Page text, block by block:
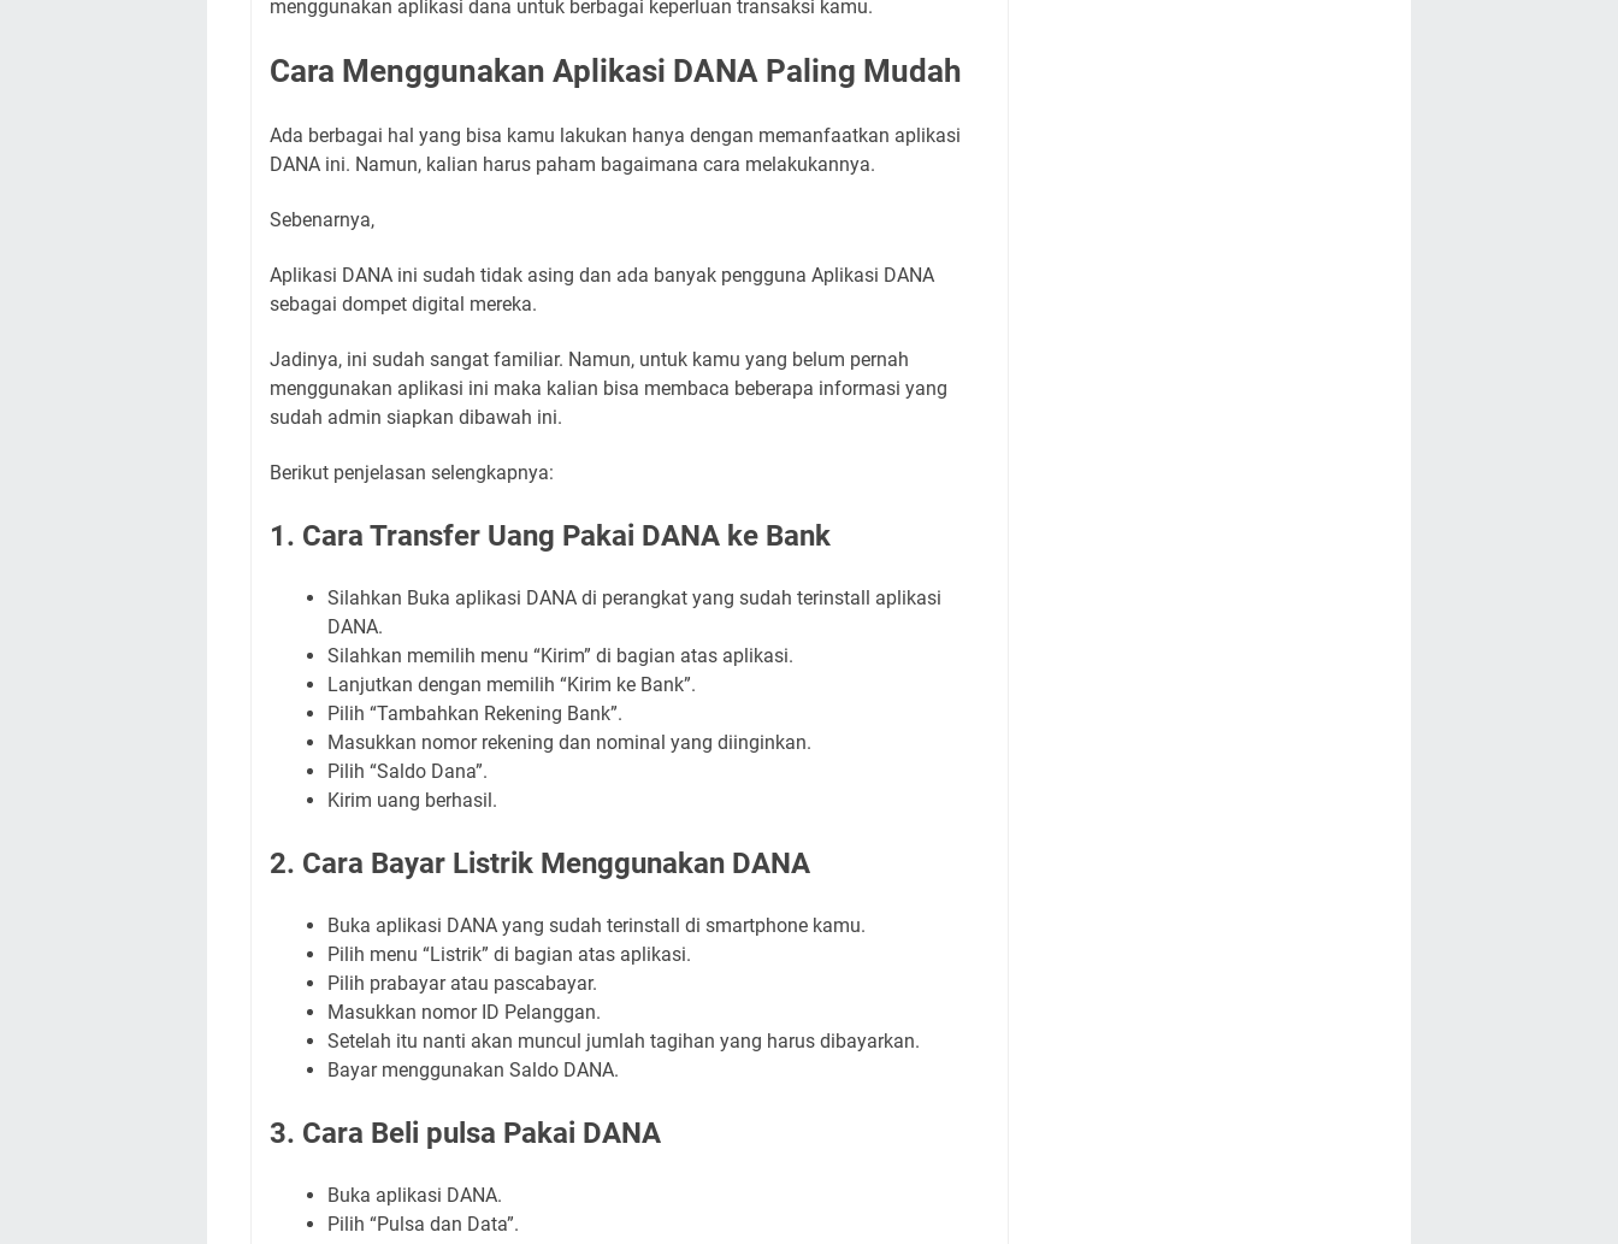
menggunakan aplikasi dana untuk berbagai keperluan transaksi kamu.
Cara Menggunakan Aplikasi DANA Paling Mudah
Ada berbagai hal yang bisa kamu lakukan hanya dengan memanfaatkan aplikasi
DANA ini. Namun, kalian harus paham bagaimana cara melakukannya.
Sebenarnya,
Aplikasi DANA ini sudah tidak asing dan ada banyak pengguna Aplikasi DANA
sebagai dompet digital mereka.
Jadinya, ini sudah sangat familiar. Namun, untuk kamu yang belum pernah
menggunakan aplikasi ini maka kalian bisa membaca beberapa informasi yang
sudah admin siapkan dibawah ini.
Berikut penjelasan selengkapnya:
1. Cara Transfer Uang Pakai DANA ke Bank
Silahkan Buka aplikasi DANA di perangkat yang sudah terinstall aplikasi
DANA.
Silahkan memilih menu “Kirim” di bagian atas aplikasi.
Lanjutkan dengan memilih “Kirim ke Bank”.
Pilih “Tambahkan Rekening Bank”.
Masukkan nomor rekening dan nominal yang diinginkan.
Pilih “Saldo Dana”.
Kirim uang berhasil.
2. Cara Bayar Listrik Menggunakan DANA
Buka aplikasi DANA yang sudah terinstall di smartphone kamu.
Pilih menu “Listrik” di bagian atas aplikasi.
Pilih prabayar atau pascabayar.
Masukkan nomor ID Pelanggan.
Setelah itu nanti akan muncul jumlah tagihan yang harus dibayarkan.
Bayar menggunakan Saldo DANA.
3. Cara Beli pulsa Pakai DANA
Buka aplikasi DANA.
Pilih “Pulsa dan Data”.